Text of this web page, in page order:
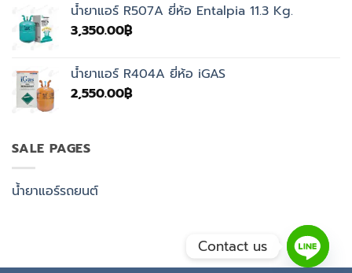
น้ำยาแอร์ R507A ยี่ห้อ Entalpia 11.3 Kg.
3,350.00฿
น้ำยาแอร์ R404A ยี่ห้อ iGAS
2,550.00฿
SALE PAGES
น้ำยาแอร์รถยนต์
Contact us